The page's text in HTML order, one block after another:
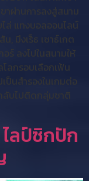
ผ่านการลงสู่สนาม
ล่ แทงบอลออนไลน์
, มึงเร็ธ เซาธ์เกต
ร์ ลงไปในสนามให้
ลกรอบเลือกเฟ้น
ป็นสำรองในเกมต่อ
ลับไปติดกลุ่มชาติ
ลป์ซิกปัก